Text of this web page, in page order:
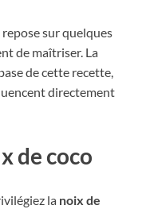
repose sur quelques
de maîtriser. La
de cette recette,
directement
de coco
la noix de